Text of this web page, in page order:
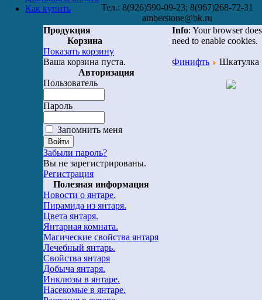
Как купить
Тел.: 8(926)590-09-23; 8(967)268-72-31
amberstone@bk.ru
Продукция
Корзина
Показать корзину
Ваша корзина пуста.
Авторизация
Пользователь
Пароль
Запомнить меня
Забыли пароль?
Вы не зарегистрированы.
Регистрация
Полезная информация
Новости о янтаре.
Пирамида из янтаря.
Цвета янтаря.
Янтарная комната.
Магические свойства янтаря
Лечебный янтарь.
Свойства янтаря
Добыча янтаря.
Инклюзы в янтаре.
Насекомые в янтаре.
Info: Your browser
need to enable cookies.
Финифть Шкатулка